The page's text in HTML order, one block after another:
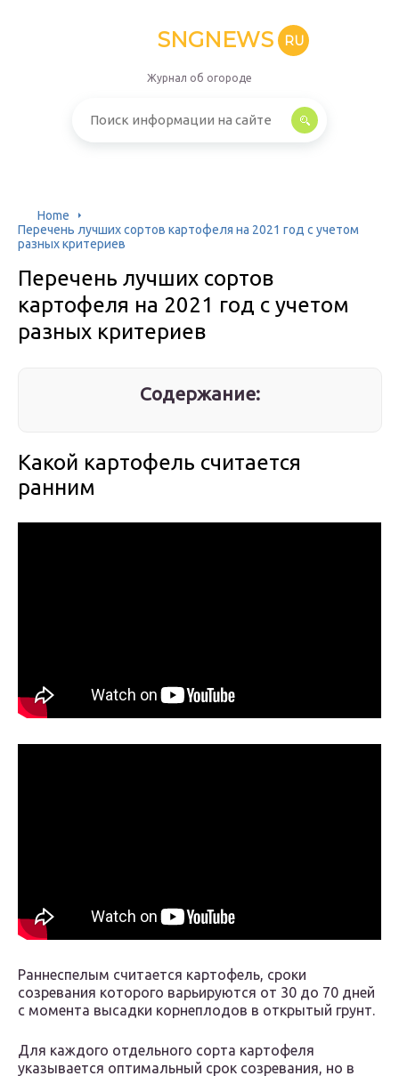
SNGNEWS RU
Журнал об огороде
Home
Перечень лучших сортов картофеля на 2021 год с учетом
разных критериев
Перечень лучших сортов
картофеля на 2021 год с учетом
разных критериев
Содержание:
Какой картофель считается
ранним
Раннеспелым считается картофель, сроки
созревания которого варьируются от 30 до 70 дней
с момента высадки корнеплодов в открытый грунт.
Для каждого отдельного сорта картофеля
указывается оптимальный срок созревания, но в